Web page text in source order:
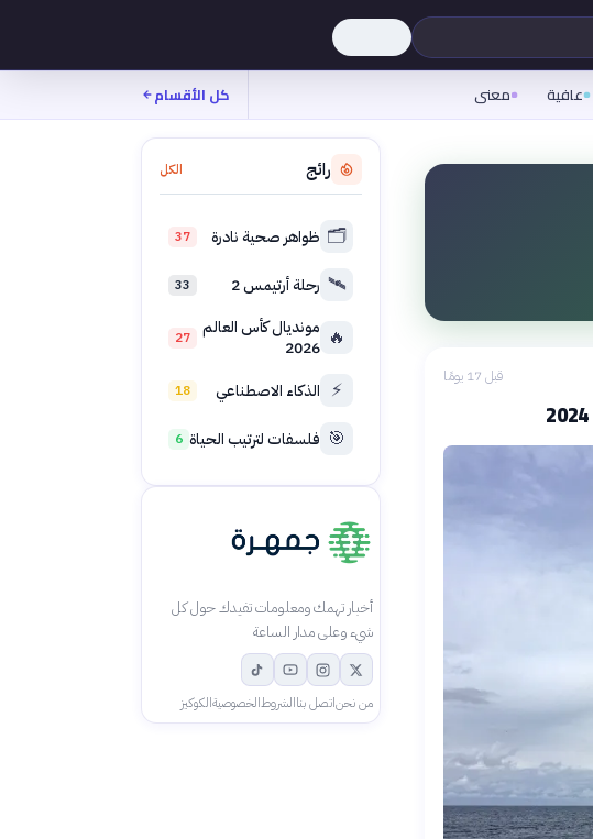
عافية معنى كل الأقسام
قبل 17 يومًا
رائج الكل
🗂️ ظواهر صحية نادرة 37
🛰️ رحلة أرتيمس 2 33
🔥 مونديال كأس العالم
2026
27
⚡ الذكاء الاصطناعي 18
🎯 فلسفات لترتيب الحياة 6
أخبار تهمك ومعلومات تفيدك حول كل
شيء وعلى مدار الساعة
من نحناتصل بناالشروطالخصوصيةالكوكيز